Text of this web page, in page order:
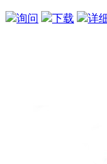
询问 下载 详